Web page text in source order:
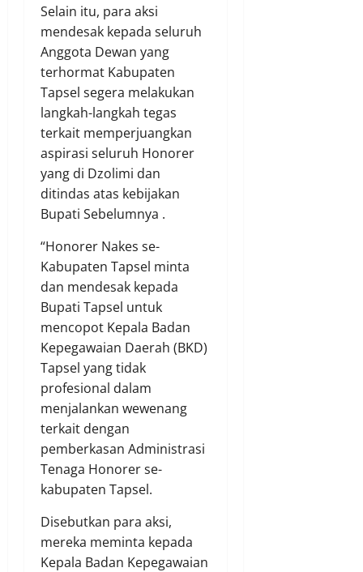
Selain itu, para aksi
mendesak kepada seluruh
Anggota Dewan yang
terhormat Kabupaten
Tapsel segera melakukan
langkah-langkah tegas
terkait memperjuangkan
aspirasi seluruh Honorer
yang di Dzolimi dan
ditindas atas kebijakan
Bupati Sebelumnya .
“Honorer Nakes se-
Kabupaten Tapsel minta
dan mendesak kepada
Bupati Tapsel untuk
mencopot Kepala Badan
Kepegawaian Daerah (BKD)
Tapsel yang tidak
profesional dalam
menjalankan wewenang
terkait dengan
pemberkasan Administrasi
Tenaga Honorer se-
kabupaten Tapsel.
Disebutkan para aksi,
mereka meminta kepada
Kepala Badan Kepegawaian